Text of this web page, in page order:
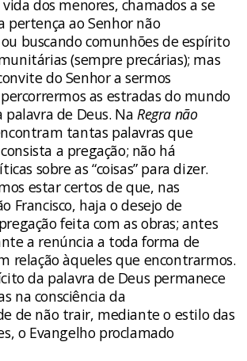
dos menores, chamados a se
pertença ao Senhor não
buscando comunhões de espírito
(sempre precárias); mas
do Senhor a sermos
as estradas do mundo
de Deus. Na Regra não
tantas palavras que
a pregação; não há
sobre as “coisas” para dizer.
estar certos de que, nas
Francisco, haja o desejo de
feita com as obras; antes
a renúncia a toda forma de
relação àqueles que encontrarmos.
da palavra de Deus permanece
na consciência da
de não trair, mediante o estilo das
o Evangelho proclamado